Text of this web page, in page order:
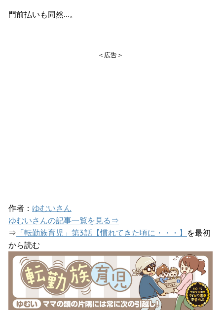
門前払いも同然…。
＜広告＞
作者： ゆむいさん
ゆむいさんの記事一覧を見る⇒
⇒ 「転勤族育児」第3話【慣れてきた頃に・・・】 を最初
から読む